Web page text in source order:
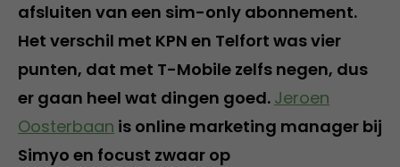
afsluiten van een sim-only abonnement.
Het verschil met KPN en Telfort was vier
punten, dat met T-Mobile zelfs negen, dus
er gaan heel wat dingen goed. Jeroen
Oosterbaan is online marketing manager bij
Simyo en focust zwaar op